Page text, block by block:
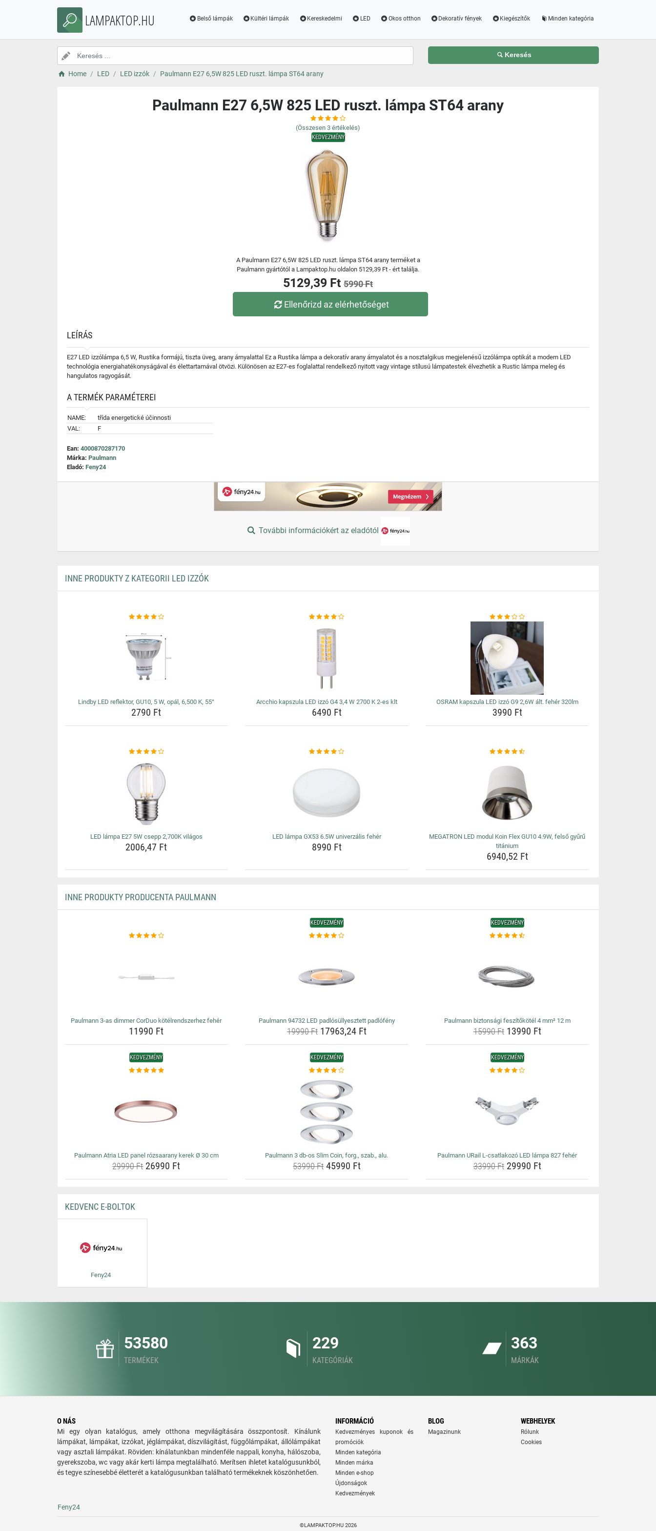
LAMPAKTOP.HU Belső lámpák Kültéri lámpák Kereskedelmi LED Okos otthon Dekoratív fények Kiegészítők Minden kategória
Keresés
Home LED LED izzók Paulmann E27 6,5W 825 LED ruszt. lámpa ST64 arany
Paulmann E27 6,5W 825 LED ruszt. lámpa ST64 arany
(Összesen 3 értékelés)
KEDVEZMÉNY
A Paulmann E27 6,5W 825 LED ruszt. lámpa ST64 arany terméket a
Paulmann gyártótól a Lampaktop.hu oldalon 5129,39 Ft - ért találja.
5129,39 Ft 5990 Ft
Ellenőrizd az elérhetőséget
LEÍRÁS
E27 LED izzólámpa 6,5 W, Rustika formájú, tiszta üveg, arany árnyalattal Ez a Rustika lámpa a dekoratív arany árnyalatot és a nosztalgikus megjelenésű izzólámpa optikát a modern LED
technológia energiahatékonyságával és élettartamával ötvözi. Különösen az E27-es foglalattal rendelkező nyitott vagy vintage stílusú lámpatestek élvezhetik a Rustic lámpa meleg és
hangulatos ragyogását.
A TERMÉK PARAMÉTEREI
NAME:
třída energetické účinnosti
VAL:
F
Ean: 4000870287170
Márka: Paulmann
Eladó: Feny24
További információkért az eladótól
INNE PRODUKTY Z KATEGORII LED IZZÓK
Lindby LED reflektor, GU10, 5 W, opál, 6,500 K, 55°
2790 Ft
Arcchio kapszula LED izzó G4 3,4 W 2700 K 2-es klt
6490 Ft
OSRAM kapszula LED izzó G9 2,6W ált. fehér 320lm
3990 Ft
LED lámpa E27 5W csepp 2,700K világos
2006,47 Ft
LED lámpa GX53 6.5W univerzális fehér
8990 Ft
MEGATRON LED modul Koin Flex GU10 4.9W, felső gyűrű
titánium
6940,52 Ft
INNE PRODUKTY PRODUCENTA PAULMANN
Paulmann 3-as dimmer CorDuo kötélrendszerhez fehér
11990 Ft
KEDVEZMÉNY
Paulmann 94732 LED padlósüllyesztett padlófény
19990 Ft17963,24 Ft
KEDVEZMÉNY
Paulmann biztonsági feszítőkötél 4 mm² 12 m
15990 Ft13990 Ft
KEDVEZMÉNY
Paulmann Atria LED panel rózsaarany kerek Ø 30 cm
29990 Ft26990 Ft
KEDVEZMÉNY
Paulmann 3 db-os Slim Coin, forg., szab., alu.
53990 Ft45990 Ft
KEDVEZMÉNY
Paulmann URail L-csatlakozó LED lámpa 827 fehér
33990 Ft29990 Ft
KEDVENC E-BOLTOK
Feny24
53580
TERMÉKEK
229
KATEGÓRIÁK
363
MÁRKÁK
O NÁS
Mi egy olyan katalógus, amely otthona megvilágítására összpontosít. Kínálunk
lámpákat, lámpákat, izzókat, jéglámpákat, díszvilágítást, függőlámpákat, állólámpákat
vagy asztali lámpákat. Röviden: kínálatunkban mindenféle nappali, konyha, hálószoba,
gyerekszoba, wc vagy akár kerti lámpa megtalálható. Merítsen ihletet katalógusunkból,
és tegye színesebbé életterét a katalógusunkban található termékeknek köszönhetően.
INFORMÁCIÓ
Kedvezményes kuponok és
promóciók
Minden kategória
Minden márka
Minden e-shop
Újdonságok
Kedvezmények
BLOG
Magazinunk
WEBHELYEK
Rólunk
Cookies
Feny24
©LAMPAKTOP.HU 2026